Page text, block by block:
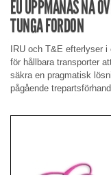
EU UPPMANAS NÅ
TUNGA FORDON
IRU och T&E efterlyser
för hållbara transporter
säkra en pragmatisk
pågående